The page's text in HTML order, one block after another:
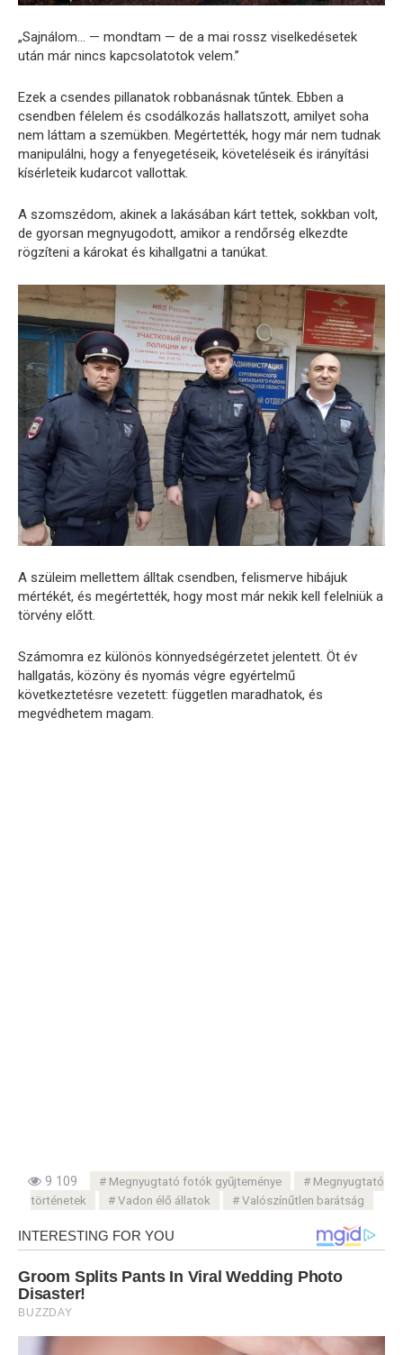
„Sajnálom… — mondtam — de a mai rossz viselkedésetek
után már nincs kapcsolatotok velem.”
Ezek a csendes pillanatok robbanásnak tűntek. Ebben a
csendben félelem és csodálkozás hallatszott, amilyet soha
nem láttam a szemükben. Megértették, hogy már nem tudnak
manipulálni, hogy a fenyegetéseik, követeléseik és irányítási
kísérleteik kudarcot vallottak.
A szomszédom, akinek a lakásában kárt tettek, sokkban volt,
de gyorsan megnyugodott, amikor a rendőrség elkezdte
rögzíteni a károkat és kihallgatni a tanúkat.
A szüleim mellettem álltak csendben, felismerve hibájuk
mértékét, és megértették, hogy most már nekik kell felelniük a
törvény előtt.
Számomra ez különös könnyedségérzetet jelentett. Öt év
hallgatás, közöny és nyomás végre egyértelmű
következtetésre vezetett: független maradhatok, és
megvédhetem magam.
9 109 Megnyugtató fotók gyűjteménye
Megnyugtató
történetek
Vadon élő állatok Valószínűtlen barátság